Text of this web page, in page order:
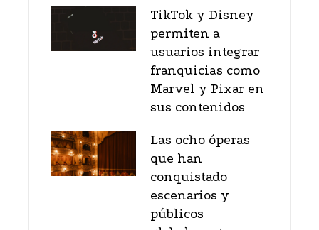
TikTok y Disney
permiten a
usuarios integrar
franquicias como
Marvel y Pixar en
sus contenidos
Las ocho óperas
que han
conquistado
escenarios y
públicos